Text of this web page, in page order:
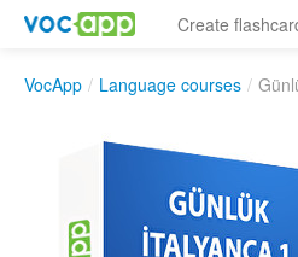
Create
VocApp / Language courses /